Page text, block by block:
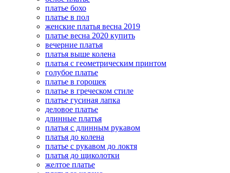
платье бохо
платье в пол
женские платья весна 2019
платье весна 2020 купить
вечерние платья
платья выше колена
платья с геометрическим принтом
голубое платье
платье в горошек
платье в греческом стиле
платье гусиная лапка
деловое платье
длинные платья
платья с длинным рукавом
платья до колена
платье с рукавом до локтя
платья до щиколотки
желтое платье